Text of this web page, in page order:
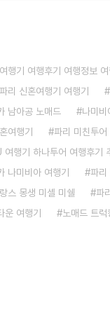
행기 여행후기 여행정보 여
리 신혼여행기 여행기
남아공 노매드
나미비
여행기
파리 미친투
여행기 하나투어 여행후기
나미비아 여행기
파
스 몽생 미셸 미쉘
파
운 여행기
노매드 트럭